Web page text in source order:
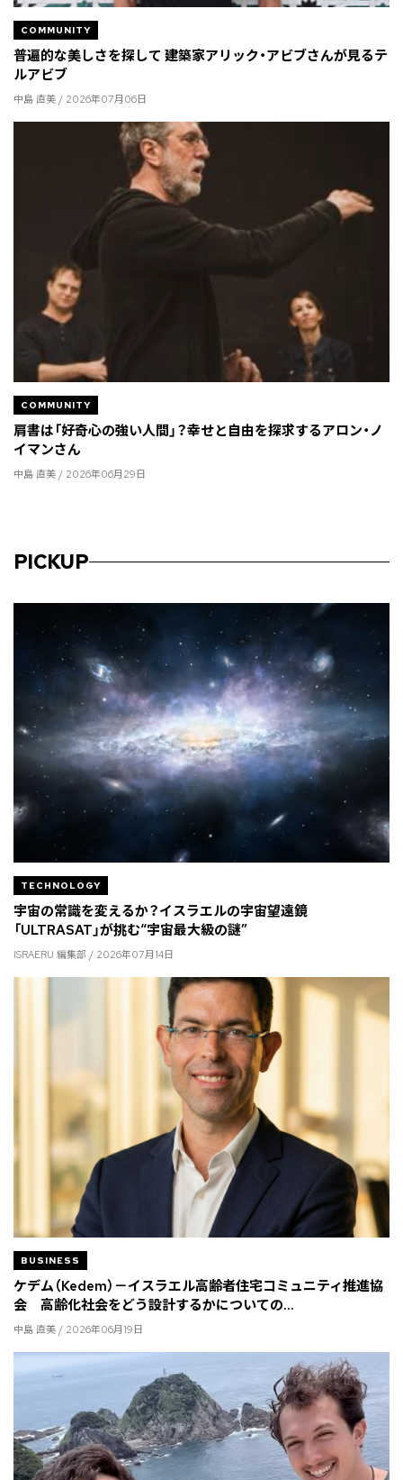
COMMUNITY
普遍的な美しさを探して 建築家アリック・アビブさんが見るテ
ルアビブ
中島 直美 / 2026年07月06日
COMMUNITY
肩書は「好奇心の強い人間」？幸せと自由を探求するアロン・ノ
イマンさん
中島 直美 / 2026年06月29日
PICKUP
TECHNOLOGY
宇宙の常識を変えるか？イスラエルの宇宙望遠鏡
「ULTRASAT」が挑む“宇宙最大級の謎”
ISRAERU 編集部 / 2026年07月14日
BUSINESS
ケデム（Kedem）－イスラエル高齢者住宅コミュニティ推進協
会 高齢化社会をどう設計するかについての...
中島 直美 / 2026年06月19日